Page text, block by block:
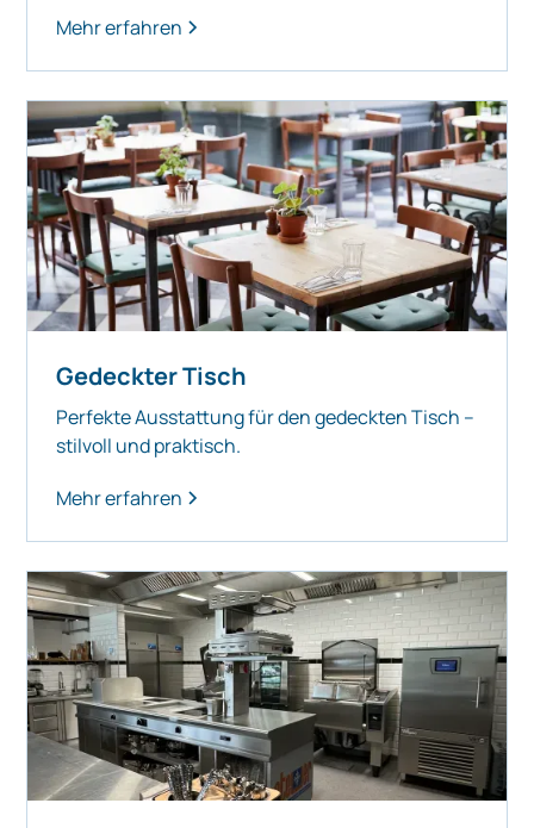
Mehr erfahren
Gedeckter Tisch
Perfekte Ausstattung für den gedeckten Tisch –
stilvoll und praktisch.
Mehr erfahren